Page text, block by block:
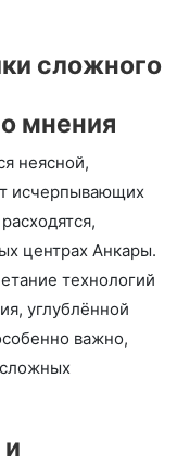
сложного
мнения
неясной,
исчерпывающих
центрах Анкары.
технологий
углублённой
важно,